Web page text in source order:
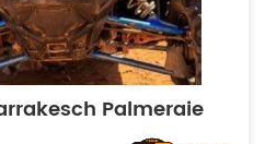
Palmeraie